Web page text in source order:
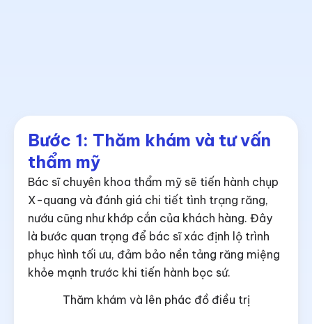
Bước 1: Thăm khám và tư vấn
thẩm mỹ
Bác sĩ chuyên khoa thẩm mỹ sẽ tiến hành chụp
X-quang và đánh giá chi tiết tình trạng răng,
nướu cũng như khớp cắn của khách hàng. Đây
là bước quan trọng để bác sĩ xác định lộ trình
phục hình tối ưu, đảm bảo nền tảng răng miệng
khỏe mạnh trước khi tiến hành bọc sứ.
Thăm khám và lên phác đồ điều trị